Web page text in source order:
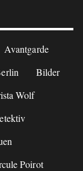
Avantgarde
Bilder
Wolf
Poirot